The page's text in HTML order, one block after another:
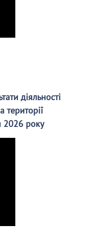
діяльності
території
2026 року